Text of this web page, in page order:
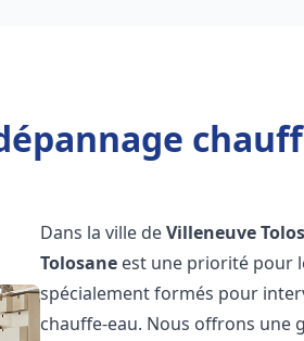
Dans la ville deVilleneuve
Tolosane est une priorité pour
spécialement formés pour
chauffe-eau. Nous offrons une